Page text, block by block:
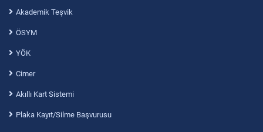
Akademik Teşvik
ÖSYM
YÖK
Cimer
Akıllı Kart Sistemi
Plaka Kayıt/Silme Başvurusu